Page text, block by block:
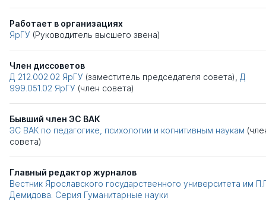
Работает в организациях
ЯрГУ (Руководитель высшего звена)
Член диссоветов
Д 212.002.02 ЯрГУ (заместитель председателя совета), Д
999.051.02 ЯрГУ (член совета)
Бывший член ЭС ВАК
ЭС ВАК по педагогике, психологии и когнитивным наукам
совета)
Главный редактор журналов
Вестник Ярославского государственного университета им
Демидова. Серия Гуманитарные науки